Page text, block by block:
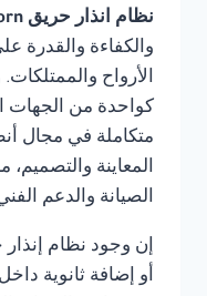
نظام انذار حريق Thorn في الجيزة
والكفاءة والقدرة
الأرواح والممتلكات.
كواحدة من الجهات
متكاملة في مجال
المعاينة والتصميم،
الصيانة والدعم
إن وجود نظام
أو إضافة ثانوية